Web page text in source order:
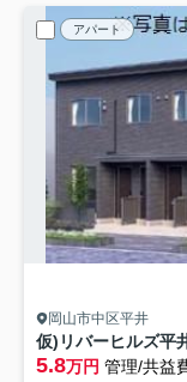
アパート
岡山市中区平井
仮)リバーヒルズ平
5.8万円 管理/共益